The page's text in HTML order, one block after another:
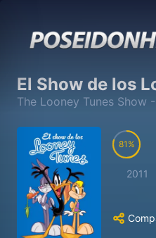
El Show de los
The Looney Tunes Show
81
2011